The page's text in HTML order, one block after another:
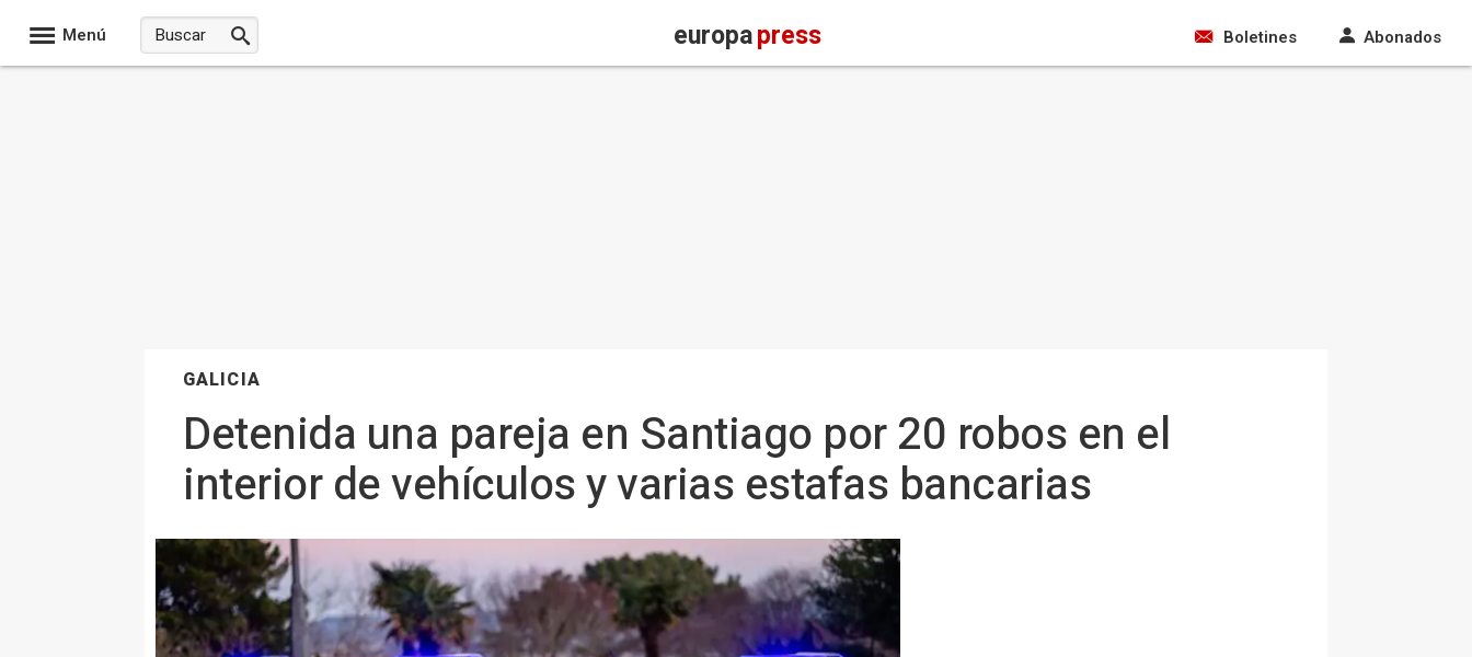
Menú europapress Boletines Abonados
GALICIA
Detenida una pareja en Santiago por 20 robos en el
interior de vehículos y varias estafas bancarias